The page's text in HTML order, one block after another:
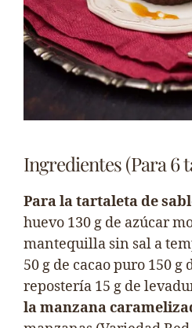
Ingredientes (Para 6
Para la tartaleta de
huevo 130 g de azúcar
mantequilla sin sal a
50 g de cacao puro 150 g
repostería 15 g de
la manzana